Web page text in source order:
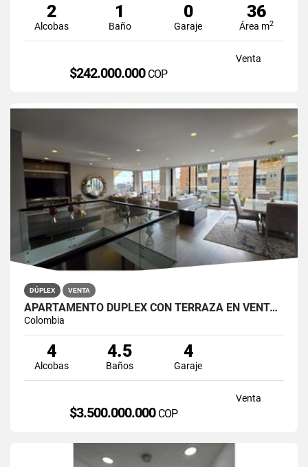
2
Alcobas
1
Baño
0
Garaje
36
Área m2
Venta
$242.000.000 COP
DÚPLEX VENTA
APARTAMENTO DÚPLEX CON TERRAZA EN VENTA BELLA SUIZA USAQUÉN BOGOTÁ
Colombia
4
Alcobas
4.5
Baños
4
Garaje
Venta
$3.500.000.000 COP